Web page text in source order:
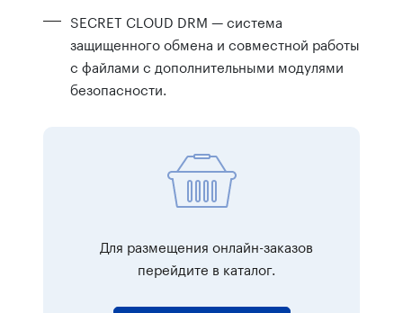
SECRET CLOUD DRM — cистема
защищенного обмена и совместной работы
с файлами с дополнительными модулями
безопасности.
Для размещения онлайн-заказов
перейдите в каталог.